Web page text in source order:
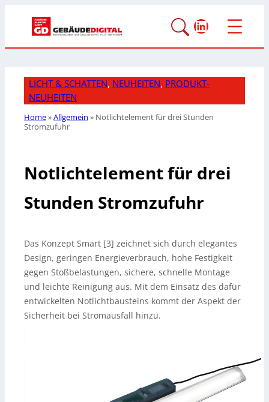
LinkedIn
LICHT & SCHATTEN, NEUHEITEN, PRODUKT-
NEUHEITEN
Home»Allgemein » Notlichtelement für drei Stunden
Stromzufuhr
Notlichtelement für drei
Stunden Stromzufuhr
Das Konzept Smart [3] zeichnet sich durch elegantes
Design, geringen Energieverbrauch, hohe Festigkeit
gegen Stoßbelastungen, sichere, schnelle Montage
und leichte Reinigung aus. Mit dem Einsatz des dafür
entwickelten Notlichtbausteins kommt der Aspekt der
Sicherheit bei Stromausfall hinzu.